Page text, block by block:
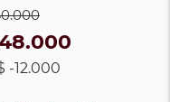
-12.000